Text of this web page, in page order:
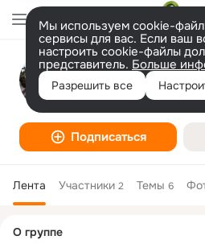
Мы используем cookie-
сервисы для вас. Если ваш
настроить cookie-файлы
представитель. Больше
Разрешить все
Строитель
Творчество
Подписаться
Лента Участники 2 Темы 6
колонка
О группе